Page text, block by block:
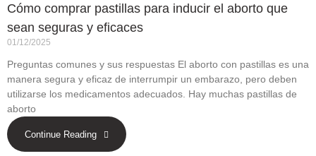
Cómo comprar pastillas para inducir el aborto que
sean seguras y eficaces
01/12/2025
Preguntas comunes y sus respuestas El aborto con pastillas es una
manera segura y eficaz de interrumpir un embarazo, pero deben
utilizarse los medicamentos adecuados. Hay muchas pastillas de
aborto
Continue Reading